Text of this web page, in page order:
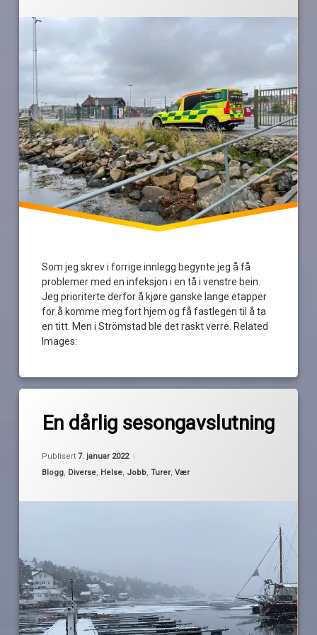
Som jeg skrev i forrige innlegg begynte jeg å få
problemer med en infeksjon i en tå i venstre bein.
Jeg prioriterte derfor å kjøre ganske lange etapper
for å komme meg fort hjem og få fastlegen til å ta
en titt. Men i Strömstad ble det raskt verre. Related
Images:
sykdom
sykehusmat
Trollhättan
En dårlig sesongavslutning
Publisert7. januar 2022
Kategorier:
Blogg, Diverse, Helse, Jobb,Turer,Vær
2021
båtår
vær